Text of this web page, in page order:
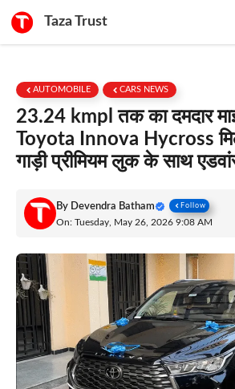
Taza Trust
AUTOMOBILE CARS NEWS
23.24 kmpl तक का दमदार
Toyota Innova Hycross
गाड़ी प्रीमियम लुक के साथ
By Devendra Batham Follow
On: Tuesday, May 26, 2026 9:08 AM